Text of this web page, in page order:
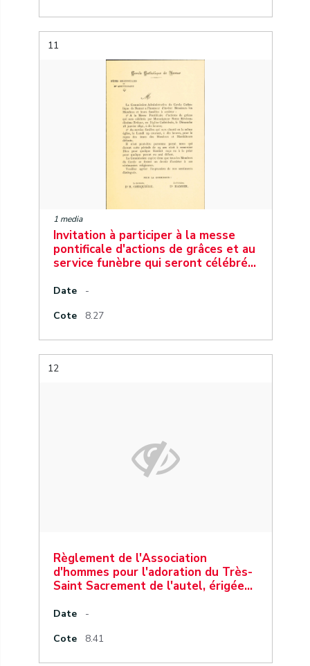
11
1 media
Invitation à participer à la messe
pontificale d'actions de grâces et au
service funèbre qui seront célébré…
Date
-
Cote
8.27
12
Règlement de l'Association
d'hommes pour l'adoration du Très-
Saint Sacrement de l'autel, érigée…
Date
-
Cote
8.41